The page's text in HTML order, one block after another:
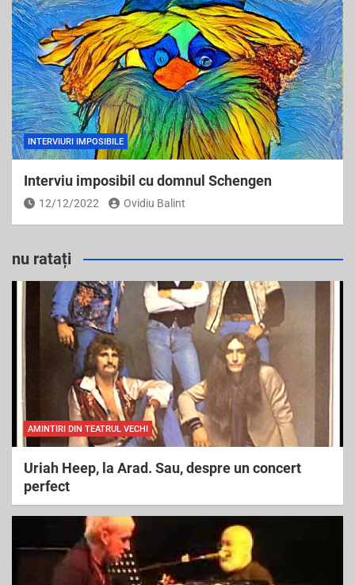
INTERVIURI IMPOSIBILE
Interviu imposibil cu domnul Schengen
12/12/2022 Ovidiu Balint
nu ratați
AMINTIRI DIN TEATRUL VECHI
Uriah Heep, la Arad. Sau, despre un concert
perfect